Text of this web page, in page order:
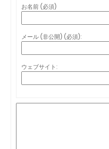
お名前 (必須)
メール (非公開) (必須):
ウェブサイト: